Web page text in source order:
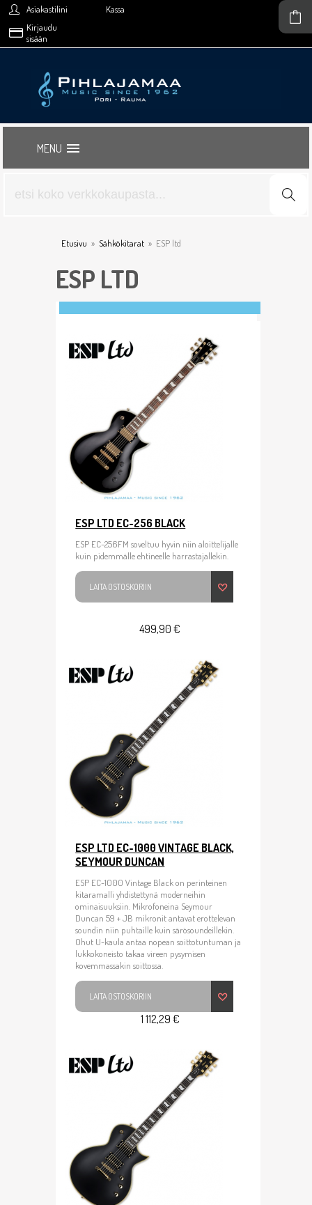
Asiakastilini
Kassa
Kirjaudu
sisään
MENU
Etusivu » Sähkökitarat » ESP ltd
ESP LTD
ESP LTD EC-256 BLACK
ESP EC-256FM soveltuu hyvin niin aloittelijalle
kuin pidemmälle ehtineelle harrastajallekin.
LAITA OSTOSKORIIN
499,90 €
ESP LTD EC-1000 VINTAGE BLACK,
SEYMOUR DUNCAN
ESP EC-1000 Vintage Black on perinteinen
kitaramalli yhdistettynä moderneihin
ominaisuuksiin. Mikrofoneina Seymour
Duncan 59 + JB mikronit antavat erottelevan
soundin niin puhtaille kuin särösoundeillekin.
Ohut U-kaula antaa nopean soittotuntuman ja
lukkokoneisto takaa vireen pysymisen
kovemmassakin soittossa.
LAITA OSTOSKORIIN
1 112,29 €